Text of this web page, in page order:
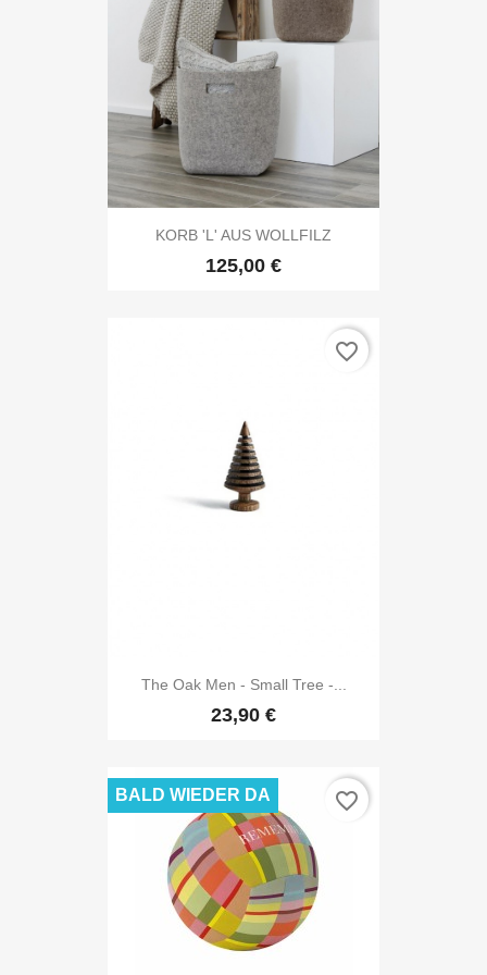
KORB 'L' AUS WOLLFILZ
125,00 €
The Oak Men - Small Tree -...
23,90 €
favorite_border
BALD WIEDER DA favorite_border